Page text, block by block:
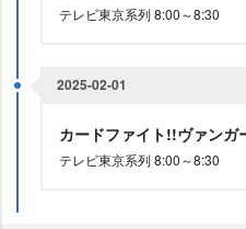
テレビ東京系列 8:00～8:30
2025-02-01
カードファイト!!ヴァン
テレビ東京系列 8:00～8:30